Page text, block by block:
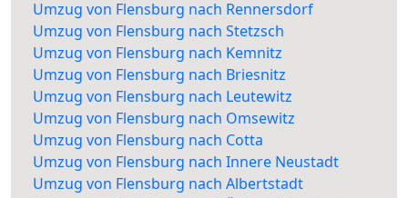
Umzug von Flensburg nach Rennersdorf
Umzug von Flensburg nach Stetzsch
Umzug von Flensburg nach Kemnitz
Umzug von Flensburg nach Briesnitz
Umzug von Flensburg nach Leutewitz
Umzug von Flensburg nach Omsewitz
Umzug von Flensburg nach Cotta
Umzug von Flensburg nach Innere Neustadt
Umzug von Flensburg nach Albertstadt